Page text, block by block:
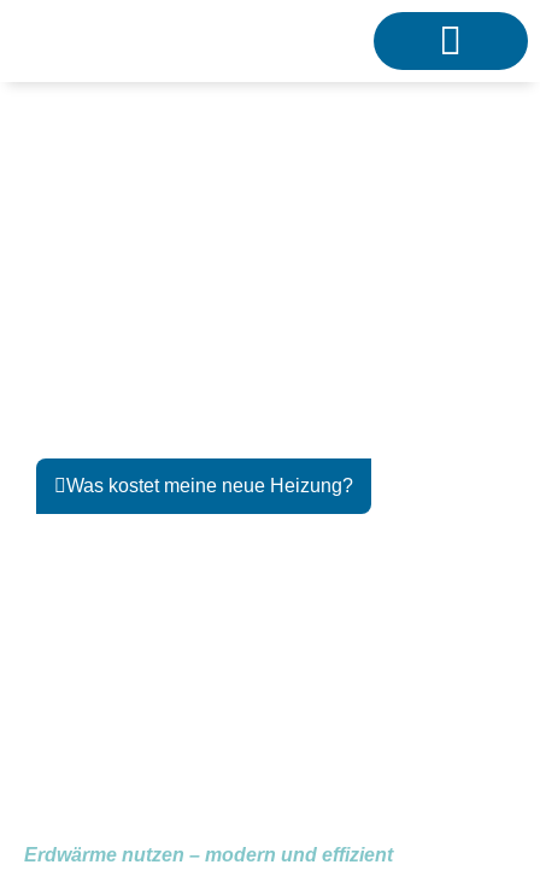
Was kostet meine neue Heizung?
Erdwärme nutzen – modern und effizient